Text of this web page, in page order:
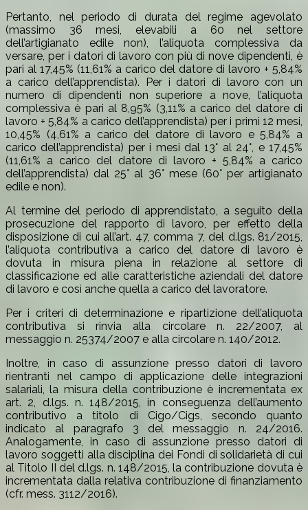
Pertanto, nel periodo di durata del regime agevolato
(massimo 36 mesi, elevabili a 60 nel settore
dell’artigianato edile non), l’aliquota complessiva da
versare, per i datori di lavoro con più di nove dipendenti, è
pari al 17,45% (11,61% a carico del datore di lavoro + 5,84%
a carico dell’apprendista). Per i datori di lavoro con un
numero di dipendenti non superiore a nove, l’aliquota
complessiva è pari al 8,95% (3,11% a carico del datore di
lavoro + 5,84% a carico dell’apprendista) per i primi 12 mesi,
10,45% (4,61% a carico del datore di lavoro e 5,84% a
carico dell’apprendista) per i mesi dal 13° al 24°, e 17,45%
(11,61% a carico del datore di lavoro + 5,84% a carico
dell’apprendista) dal 25° al 36° mese (60° per artigianato
edile e non).
Al termine del periodo di apprendistato, a seguito della
prosecuzione del rapporto di lavoro, per effetto della
disposizione di cui all’art. 47, comma 7, del d.lgs. 81/2015,
l’aliquota contributiva a carico del datore di lavoro è
dovuta in misura piena in relazione al settore di
classificazione ed alle caratteristiche aziendali del datore
di lavoro e così anche quella a carico del lavoratore.
Per i criteri di determinazione e ripartizione dell’aliquota
contributiva si rinvia alla circolare n. 22/2007, al
messaggio n. 25374/2007 e alla circolare n. 140/2012.
Inoltre, in caso di assunzione presso datori di lavoro
rientranti nel campo di applicazione delle integrazioni
salariali, la misura della contribuzione è incrementata ex
art. 2, d.lgs. n. 148/2015, in conseguenza dell’aumento
contributivo a titolo di Cigo/Cigs, secondo quanto
indicato al paragrafo 3 del messaggio n. 24/2016.
Analogamente, in caso di assunzione presso datori di
lavoro soggetti alla disciplina dei Fondi di solidarietà di cui
al Titolo II del d.lgs. n. 148/2015, la contribuzione dovuta è
incrementata dalla relativa contribuzione di finanziamento
(cfr. mess. 3112/2016).